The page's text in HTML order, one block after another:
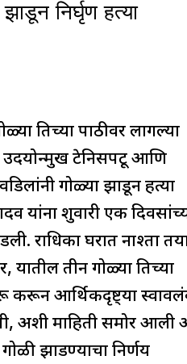
निर्घृण हत्या
तिच्या पाठीवर लागल्या
उदयोन्मुख टेनिसपटू आणि
गोळ्या झाडून हत्या
शुक्रवारी एक
राधिका घरात नाश्ता
यातील तीन गोळ्या तिच्या
करून आर्थिकदृष्ट्या
अशी माहिती समोर
झाडण्याचा निर्णय